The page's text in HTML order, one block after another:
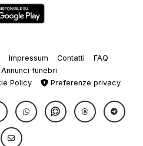
Impressum Contatti
FAQ
Annunci funebri
Policy Preferenze privacy